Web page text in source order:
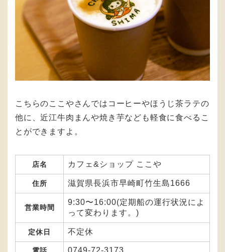
こちらのここやさんではコーヒーやほうじ茶ラテの
他に、近江牛肉まんや焼き芋なども軽食に食べるこ
とができますよ。
店名 カフェ&ショップ ここや
住所 滋賀県長浜市早崎町竹生島1666
営業時間
9:30〜16:00(定期船の運行状況によ
って変わります。)
定休日 不定休